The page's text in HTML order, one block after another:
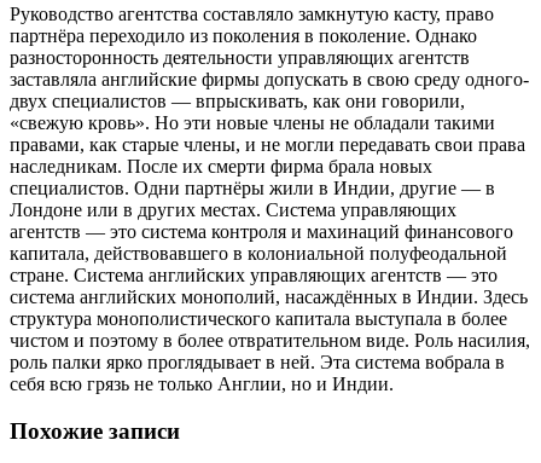
Руководство агентства составляло замкнутую касту, право
партнёра переходило из поколения в поколение. Однако
разносторонность деятельности управляющих агентств
заставляла английские фирмы допускать в свою среду одного-
двух специалистов — впрыскивать, как они говорили,
«свежую кровь». Но эти новые члены не обладали такими
правами, как старые члены, и не могли передавать свои права
наследникам. После их смерти фирма брала новых
специалистов. Одни партнёры жили в Индии, другие — в
Лондоне или в других местах. Система управляющих
агентств — это система контроля и махинаций финансового
капитала, действовавшего в колониальной полуфеодальной
стране. Система английских управляющих агентств — это
система английских монополий, насаждённых в Индии. Здесь
структура монополистического капитала выступала в более
чистом и поэтому в более отвратительном виде. Роль насилия,
роль палки ярко проглядывает в ней. Эта система вобрала в
себя всю грязь не только Англии, но и Индии.
Похожие записи